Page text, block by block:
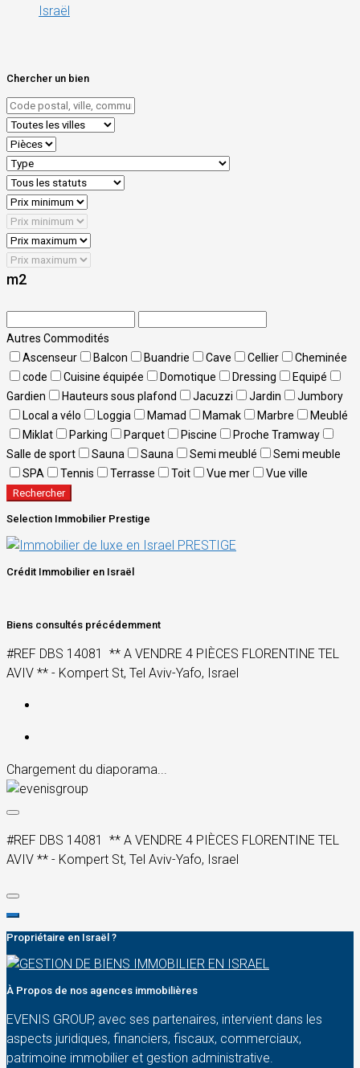
Israël
Chercher un bien
m2
Autres Commodités
Ascenseur
Balcon Buandrie Cave Cellier
Cheminée
code
Cuisine équipée Domotique Dressing
Equipé
Gardien
Hauteurs sous plafond Jacuzzi Jardin
Jumbory
Local a vélo
Loggia Mamad Mamak Marbre
Meublé
Miklat
Parking Parquet Piscine
Proche Tramway
Salle de sport
Sauna Sauna Semi meublé
Semi meuble
SPA
Tennis Terrasse Toit Vue mer Vue ville
Rechercher
Selection Immobilier Prestige
Crédit Immobilier en Israël
Biens consultés précédemment
#REF DBS 14081 ** A VENDRE 4 PIÈCES FLORENTINE TEL
AVIV ** - Kompert St, Tel Aviv-Yafo, Israel
Chargement du diaporama...
#REF DBS 14081 ** A VENDRE 4 PIÈCES FLORENTINE TEL
AVIV ** - Kompert St, Tel Aviv-Yafo, Israel
Propriétaire en Israël ?
À Propos de nos agences immobilières
EVENIS GROUP, avec ses partenaires, intervient dans les
aspects juridiques, financiers, fiscaux, commerciaux,
patrimoine immobilier et gestion administrative.